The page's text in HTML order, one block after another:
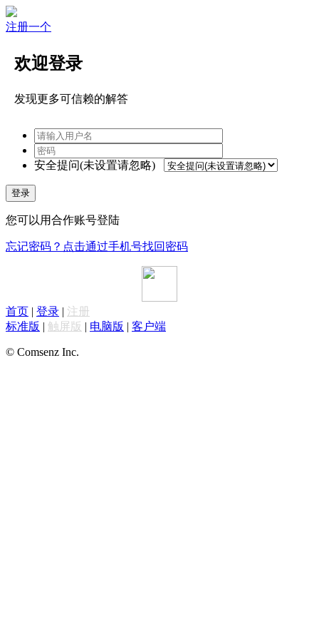
注册一个
欢迎登录
发现更多可信赖的解答
安全提问(未设置请忽略)
登录
您可以用合作账号登陆
忘记密码？点击通过手机号找回密码
首页 | 登录 | 注册
标准版 | 触屏版 | 电脑版 | 客户端
© Comsenz Inc.